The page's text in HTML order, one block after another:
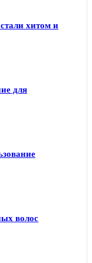
хитом и
для
волос